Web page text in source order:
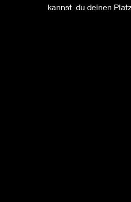
kannst  du deinen